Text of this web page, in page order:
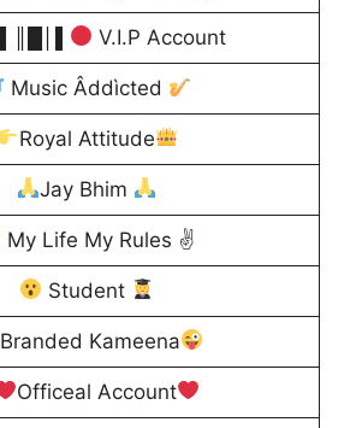
V.I.P Account
Music Âddìcted
Royal Attitude
Jay Bhim
My Life My Rules ✌
Student
Branded Kameena
Officeal Account